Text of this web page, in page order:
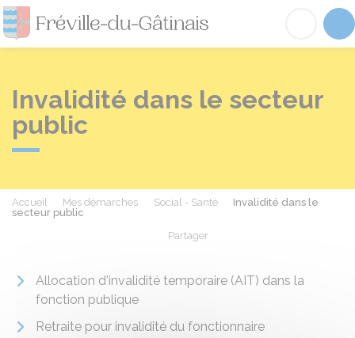
Fréville-du-
Invalidité dans le secteur
public
Accueil Mes démarches Social - Santé
Invalidité dans le
secteur public
Partager
Allocation d'invalidité temporaire (AIT) dans la
fonction publique
Retraite pour invalidité du fonctionnaire